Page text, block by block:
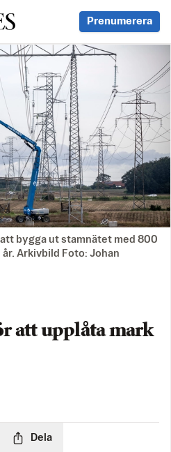
Prenumerera
bygga ut stamnätet med 800
Arkivbild Foto: Johan
att upplåta mark
Dela